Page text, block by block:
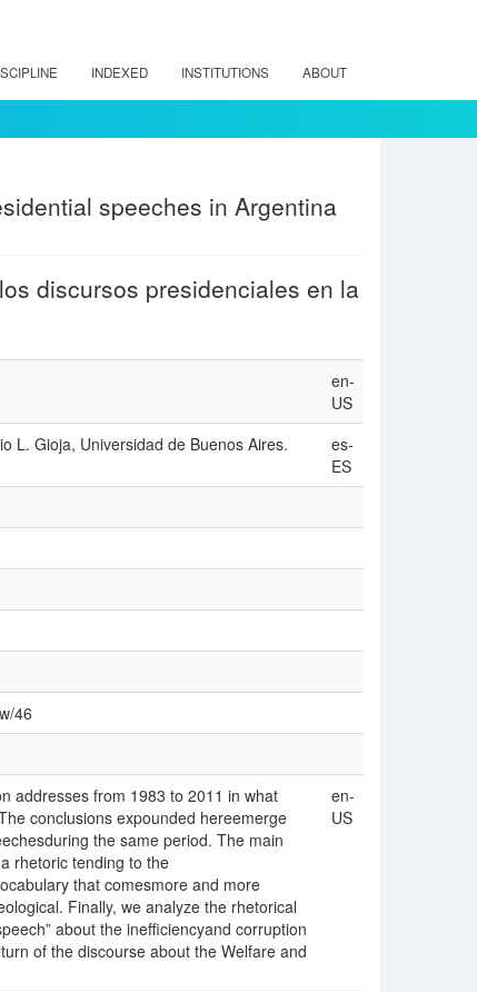
INDEXED INSTITUTIONS ABOUT
speeches in Argentina
discursos presidenciales en la
en-
US
L. Gioja, Universidad de Buenos Aires.
es-
ES
46
addresses from 1983 to 2011 in what
conclusions expounded hereemerge
the same period. The main
rhetoric tending to the
that comesmore and more
Finally, we analyze the rhetorical
about the inefficiencyand corruption
of the discourse about the Welfare and
en-
US